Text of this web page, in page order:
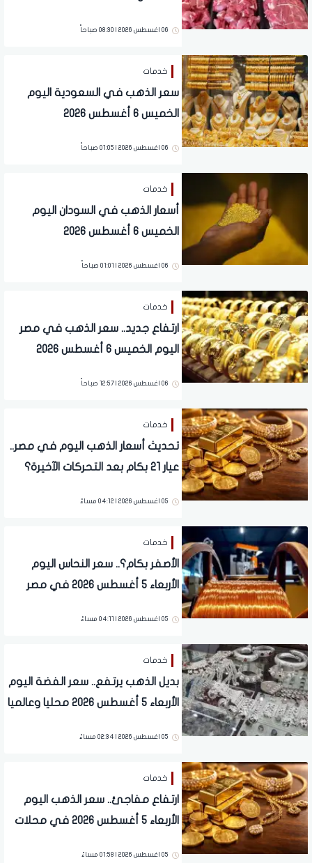
06 اغسطس 2026 | 08:30 صباحاً
خدمات
سعر الذهب في السعودية اليوم
الخميس 6 أغسطس 2026
06 اغسطس 2026 | 01:05 صباحاً
خدمات
أسعار الذهب في السودان اليوم
الخميس 6 أغسطس 2026
06 اغسطس 2026 | 01:01 صباحاً
خدمات
ارتفاع جديد.. سعر الذهب في مصر
اليوم الخميس 6 أغسطس 2026
06 اغسطس 2026 | 12:57 صباحاً
خدمات
تحديث أسعار الذهب اليوم في مصر..
عيار 21 بكام بعد التحركات الآخيرة؟
05 اغسطس 2026 | 04:12 مساءً
خدمات
الأصفر بكام؟.. سعر النحاس اليوم
الأربعاء 5 أغسطس 2026 في مصر
05 اغسطس 2026 | 04:11 مساءً
خدمات
بديل الذهب يرتفع.. سعر الفضة اليوم
الأربعاء 5 أغسطس 2026 محليا وعالميا
05 اغسطس 2026 | 02:34 مساءً
خدمات
ارتفاع مفاجئ.. سعر الذهب اليوم
الأربعاء 5 أغسطس 2026 في محلات
05 اغسطس 2026 | 01:58 مساءً